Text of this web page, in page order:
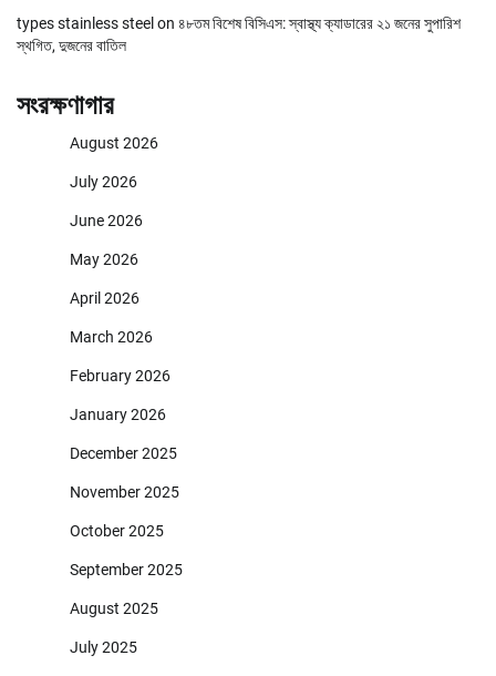
types stainless steel on ৪৮তম বিশেষ বিসিএস: স্বাস্থ্য ক্যাডারের ২১ জনের সুপারিশ
স্থগিত, দুজনের বাতিল
সংরক্ষণাগার
August 2026
July 2026
June 2026
May 2026
April 2026
March 2026
February 2026
January 2026
December 2025
November 2025
October 2025
September 2025
August 2025
July 2025